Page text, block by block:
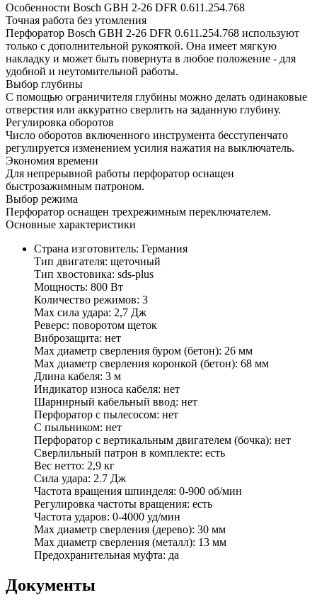
Особенности Bosch GBH 2-26 DFR 0.611.254.768
Точная работа без утомления
Перфоратор Bosch GBH 2-26 DFR 0.611.254.768 используют
только с дополнительной рукояткой. Она имеет мягкую
накладку и может быть повернута в любое положение - для
удобной и неутомительной работы.
Выбор глубины
С помощью ограничителя глубины можно делать одинаковые
отверстия или аккуратно сверлить на заданную глубину.
Регулировка оборотов
Число оборотов включенного инструмента бесступенчато
регулируется изменением усилия нажатия на выключатель.
Экономия времени
Для непрерывной работы перфоратор оснащен
быстрозажимным патроном.
Выбор режима
Перфоратор оснащен трехрежимным переключателем.
Основные характеристики
Страна изготовитель: Германия
Тип двигателя: щеточный
Тип хвостовика: sds-plus
Мощность: 800 Вт
Количество режимов: 3
Max сила удара: 2,7 Дж
Реверс: поворотом щеток
Виброзащита: нет
Max диаметр сверления буром (бетон): 26 мм
Max диаметр сверления коронкой (бетон): 68 мм
Длина кабеля: 3 м
Индикатор износа кабеля: нет
Шарнирный кабельный ввод: нет
Перфоратор с пылесосом: нет
С пыльником: нет
Перфоратор с вертикальным двигателем (бочка): нет
Сверлильный патрон в комплекте: есть
Вес нетто: 2,9 кг
Сила удара: 2.7 Дж
Частота вращения шпинделя: 0-900 об/мин
Регулировка частоты вращения: есть
Частота ударов: 0-4000 уд/мин
Мах диаметр сверления (дерево): 30 мм
Max диаметр сверления (металл): 13 мм
Предохранительная муфта: да
Документы